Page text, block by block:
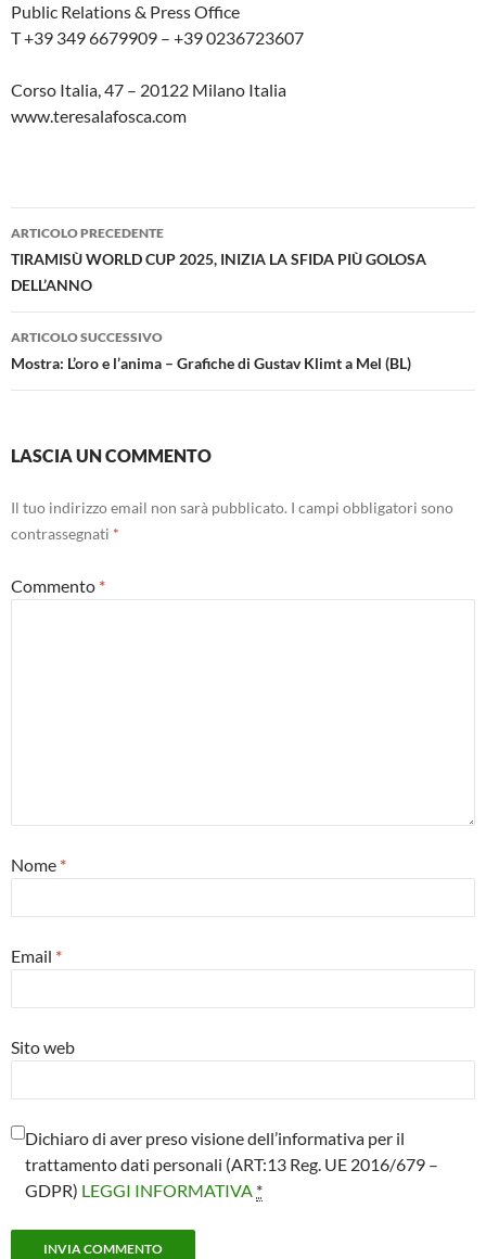
Public Relations & Press Office
T +39 349 6679909 – +39 0236723607
Corso Italia, 47 – 20122 Milano Italia
www.teresalafosca.com
Navigazione
articolo
ARTICOLO PRECEDENTE
TIRAMISÙ WORLD CUP 2025, INIZIA LA SFIDA PIÙ GOLOSA
DELL’ANNO
ARTICOLO SUCCESSIVO
Mostra: L’oro e l’anima – Grafiche di Gustav Klimt a Mel (BL)
LASCIA UN COMMENTO
Il tuo indirizzo email non sarà pubblicato. I campi obbligatori sono
contrassegnati *
Commento *
Nome *
Email *
Sito web
Dichiaro di aver preso visione dell’informativa per il
trattamento dati personali (ART:13 Reg. UE 2016/679 –
GDPR) LEGGI INFORMATIVA *